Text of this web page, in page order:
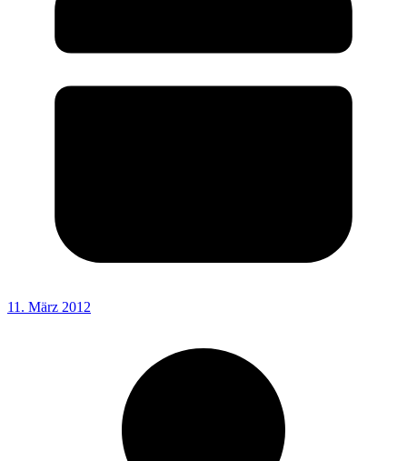
11. März 2012